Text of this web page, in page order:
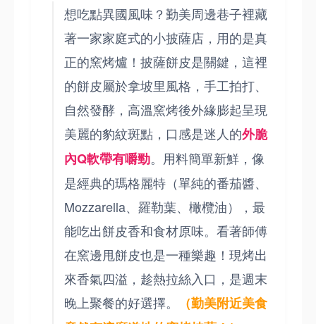
想吃點異國風味？勤美周邊巷子裡藏
著一家家庭式的小披薩店，用的是真
正的窯烤爐！披薩餅皮是關鍵，這裡
的餅皮屬於拿坡里風格，手工拍打、
自然發酵，高溫窯烤後外緣膨起呈現
美麗的豹紋斑點，口感是迷人的外脆
內Q軟帶有嚼勁。用料簡單新鮮，像
是經典的瑪格麗特（單純的番茄醬、
Mozzarella、羅勒葉、橄欖油），最
能吃出餅皮香和食材原味。看著師傅
在窯邊甩餅皮也是一種樂趣！現烤出
來香氣四溢，趁熱拉絲入口，是週末
晚上聚餐的好選擇。
（勤美附近美食